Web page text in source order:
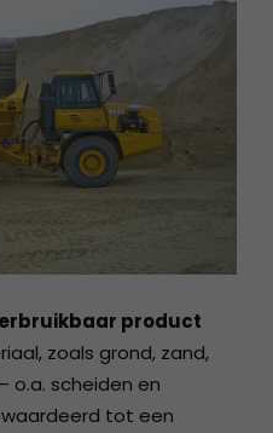
product
zoals grond, zand,
o.a. scheiden en
tot een